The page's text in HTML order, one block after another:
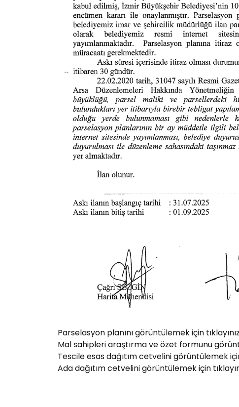
Parselasyon planını görüntülemek için
Mal sahipleri araştırma ve özet formunu
Tescile esas dağıtım cetvelini görüntülemek için
Ada dağıtım cetvelini görüntülemek için